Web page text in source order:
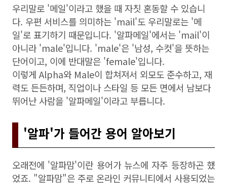
우리말로 '메일'이라고 했을 때 자칫 혼동할 수 있습니
다. 우편 서비스를 의미하는 'mail'도 우리말로는 '메
일'로 표기하기 때문입니다. '알파메일'에서는 'mail'이
아니라 'male'입니다. 'male'은 '남성, 수컷'을 뜻하는
단어이고, 이에 반대말은 'female'입니다.
이렇게 Alpha와 Male이 합쳐져서 외모도 준수하고, 재
력도 든든하며, 직업이나 스타일 등 모든 면에서 남보다
뛰어난 사람을 '알파메일'이라고 부릅니다.
'알파'가 들어간 용어 알아보기
오래전에 '알파맘'이란 용어가 뉴스에 자주 등장하곤 했
었죠. "알파맘"은 주로 온라인 커뮤니티에서 사용되었는